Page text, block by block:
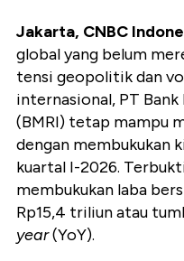
Jakarta, CNBC
global yang belum
tensi geopolitik dan
internasional, PT
(BMRI) tetap mampu
dengan membukukan
kuartal I-2026.
membukukan laba
Rp15,4 triliun atau
year(YoY).